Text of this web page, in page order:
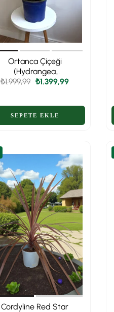
Ortanca Çiçeği
(Hydrangea
Macrophylla) -
₺1.399,99
₺1.999,99
Cordyline Red Star